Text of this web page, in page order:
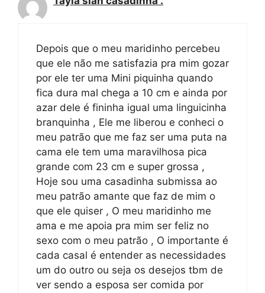
Depois que o meu maridinho percebeu
que ele não me satisfazia pra mim gozar
por ele ter uma Mini piquinha quando
fica dura mal chega a 10 cm e ainda por
azar dele é fininha igual uma linguicinha
branquinha , Ele me liberou e conheci o
meu patrão que me faz ser uma puta na
cama ele tem uma maravilhosa pica
grande com 23 cm e super grossa ,
Hoje sou uma casadinha submissa ao
meu patrão amante que faz de mim o
que ele quiser , O meu maridinho me
ama e me apoia pra mim ser feliz no
sexo com o meu patrão , O importante é
cada casal é entender as necessidades
um do outro ou seja os desejos tbm de
ver sendo a esposa ser comida por